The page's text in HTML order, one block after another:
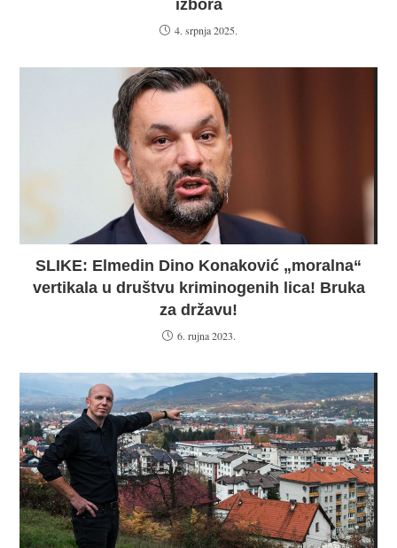
MOŽDA NEŠTO KAO
HDZ se boji tehnologije jer se boji poštenih
izbora